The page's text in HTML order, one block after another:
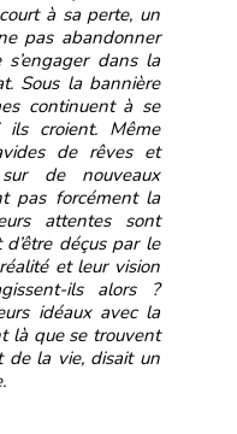
à sa perte, un
pas abandonner
dans la
Sous la bannière
continuent à se
croient. Même
de rêves et
de nouveaux
pas forcément la
attentes sont
déçus par le
et leur vision
ils alors ?
idéaux avec la
là que se trouvent
de la vie, disait un